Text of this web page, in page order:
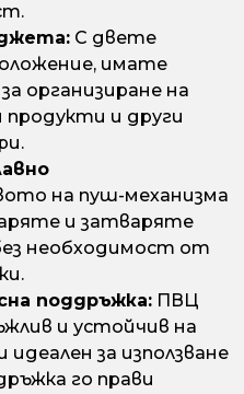
С двете
имате
организиране на
продукти и други
на пуш-механизма
и затваряте
необходимост от
поддръжка: ПВЦ
и устойчив на
идеален за използване
го прави